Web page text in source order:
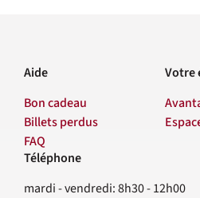
Aide
Bon cadeau
Billets perdus
FAQ
Votre
Contact
Téléphone
mardi - vendredi: 8h30 - 12h00